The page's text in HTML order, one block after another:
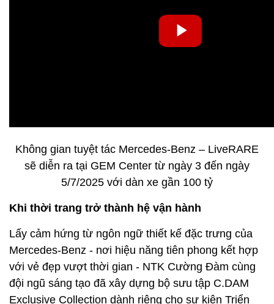
Không gian tuyệt tác Mercedes-Benz – LiveRARE
sẽ diễn ra tại GEM Center từ ngày 3 đến ngày
5/7/2025 với dàn xe gần 100 tỷ
Khi thời trang trở thành hệ vận hành
Lấy cảm hứng từ ngôn ngữ thiết kế đặc trưng của
Mercedes-Benz - nơi hiệu năng tiên phong kết hợp
với vẻ đẹp vượt thời gian - NTK Cường Đàm cùng
đội ngũ sáng tạo đã xây dựng bộ sưu tập C.DAM
Exclusive Collection dành riêng cho sự kiện Triển